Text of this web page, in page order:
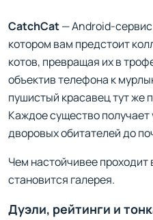
CatchCat— Android-сервис
котором вам предстоит
котов, превращая их в
объектив телефона к
пушистый красавец тут же
Каждое существо получает
дворовых обитателей до
Чем настойчивее проходит
становится галерея.
Дуэли, рейтинги и